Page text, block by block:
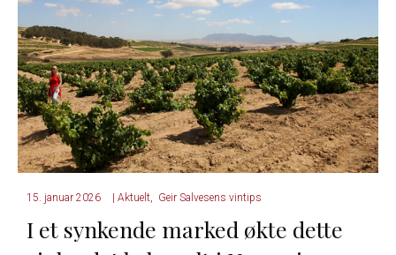
15. januar 2026 Aktuelt, Geir Salvesens vintips
I et synkende marked økte dette